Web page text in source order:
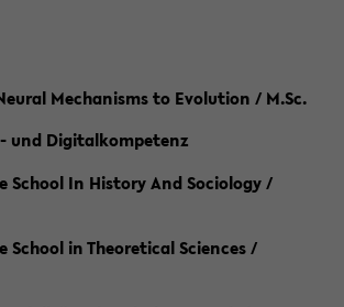
Mechanisms to Evolution / M.Sc.
und Digitalkompetenz
School In History And Sociology /
School in Theoretical Sciences /